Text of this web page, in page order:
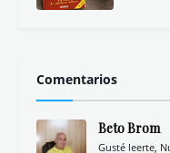
Comentarios
Beto Brom
Gusté leerte,